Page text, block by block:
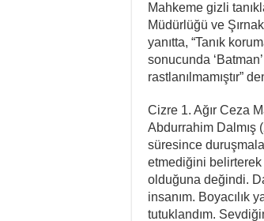
Mahkeme gizli
Müdürlüğü ve
yanıtta, “Tanık
sonucunda
rastlanılmamıştır”
Cizre 1. Ağır Ceza
Abdurrahim Dalmış
süresince
etmediğini belirterek
olduğuna değindi.
insanım. Boyacılık
tutuklandım.